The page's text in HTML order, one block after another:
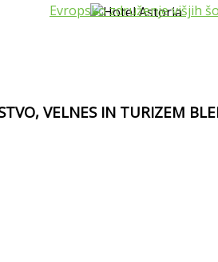
Evropsko združenje višjih
VELNES IN TURIZEM